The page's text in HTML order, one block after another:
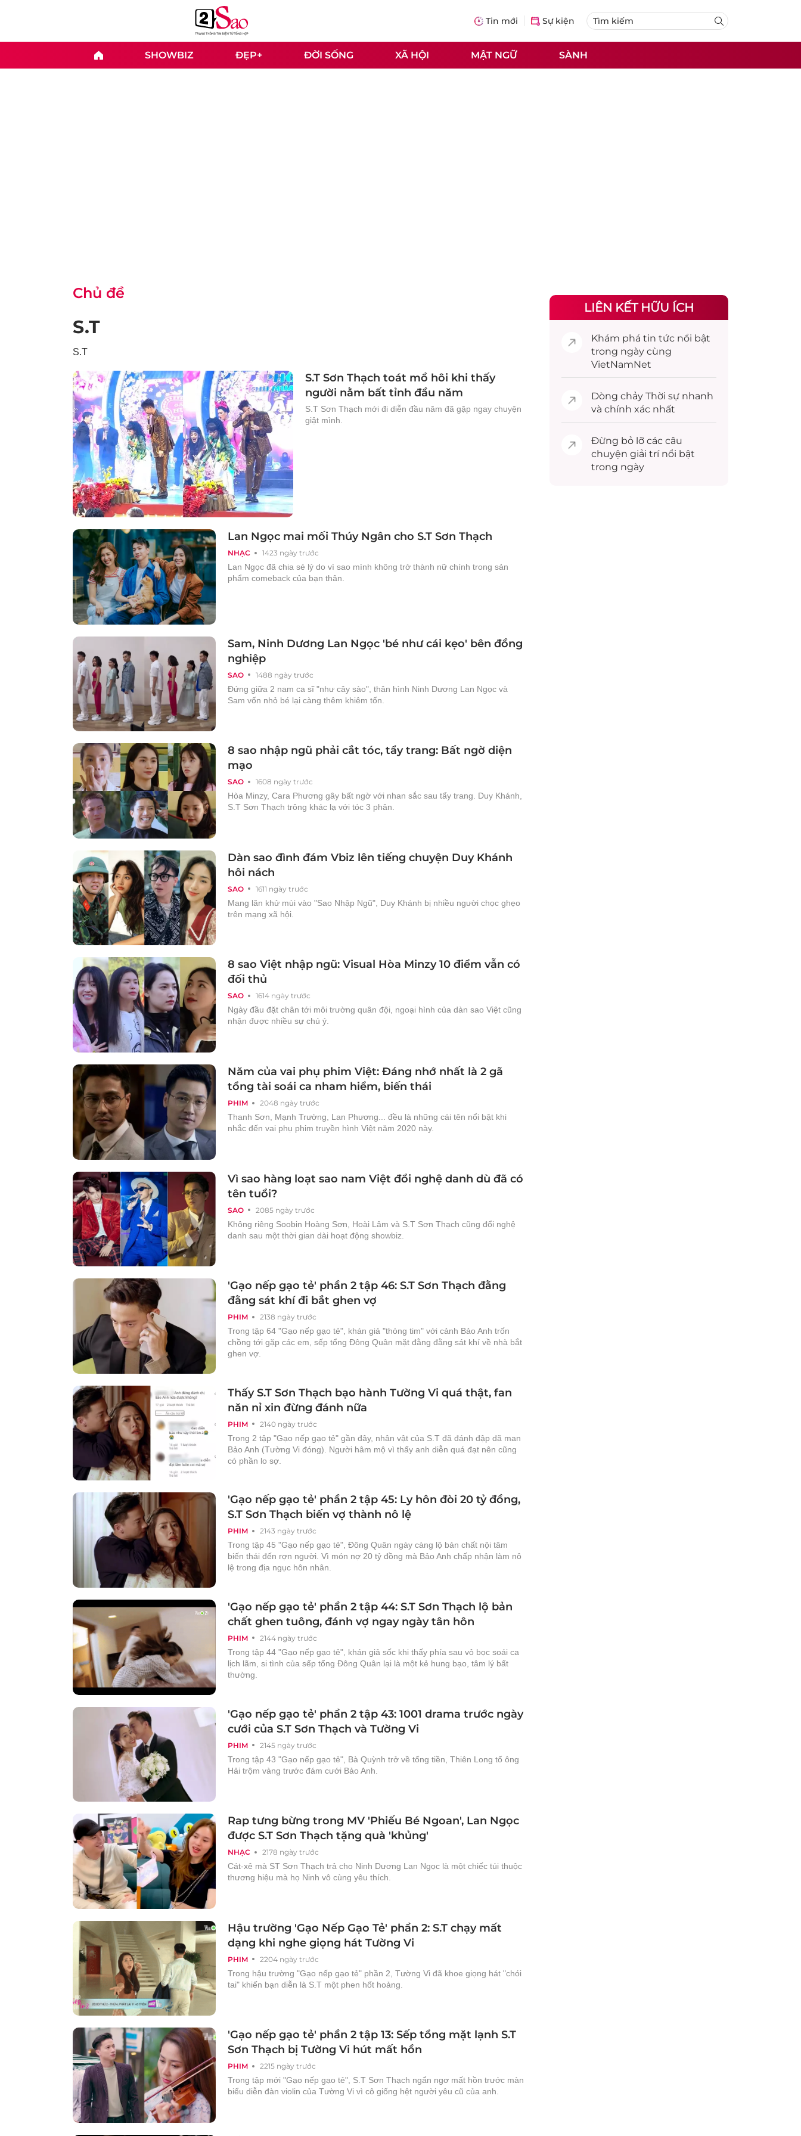
Tin mới Sự kiện
SHOWBIZ ĐẸP+ ĐỜI SỐNG XÃ HỘI MẬT NGỮ SÀNH
Chủ đề
S.T
S.T
S.T Sơn Thạch toát mồ hôi khi thấy
người nằm bất tỉnh đầu năm
S.T Sơn Thạch mới đi diễn đầu năm đã gặp ngay chuyện
giật mình.
NHẠC 1423 ngày trước
Lan Ngọc mai mối Thúy Ngân cho S.T Sơn Thạch
Lan Ngọc đã chia sẻ lý do vì sao mình không trở thành nữ chính trong sản
phẩm comeback của bạn thân.
SAO 1488 ngày trước
Sam, Ninh Dương Lan Ngọc 'bé như cái kẹo' bên đồng
nghiệp
Đứng giữa 2 nam ca sĩ "như cây sào", thân hình Ninh Dương Lan Ngọc và
Sam vốn nhỏ bé lại càng thêm khiêm tốn.
SAO 1608 ngày trước
8 sao nhập ngũ phải cắt tóc, tẩy trang: Bất ngờ diện
mạo
Hòa Minzy, Cara Phương gây bất ngờ với nhan sắc sau tẩy trang. Duy Khánh,
S.T Sơn Thạch trông khác lạ với tóc 3 phân.
SAO 1611 ngày trước
Dàn sao đình đám Vbiz lên tiếng chuyện Duy Khánh
hôi nách
Mang lăn khử mùi vào "Sao Nhập Ngũ", Duy Khánh bị nhiều người chọc ghẹo
trên mạng xã hội.
SAO 1614 ngày trước
8 sao Việt nhập ngũ: Visual Hòa Minzy 10 điểm vẫn có
đối thủ
Ngày đầu đặt chân tới môi trường quân đội, ngoại hình của dàn sao Việt cũng
nhận được nhiều sự chú ý.
PHIM 2048 ngày trước
Năm của vai phụ phim Việt: Đáng nhớ nhất là 2 gã
tổng tài soái ca nham hiểm, biến thái
Thanh Sơn, Mạnh Trường, Lan Phương... đều là những cái tên nổi bật khi
nhắc đến vai phụ phim truyền hình Việt năm 2020 này.
SAO 2085 ngày trước
Vì sao hàng loạt sao nam Việt đổi nghệ danh dù đã có
tên tuổi?
Không riêng Soobin Hoàng Sơn, Hoài Lâm và S.T Sơn Thạch cũng đổi nghệ
danh sau một thời gian dài hoạt động showbiz.
PHIM 2138 ngày trước
'Gạo nếp gạo tẻ' phần 2 tập 46: S.T Sơn Thạch đằng
đằng sát khí đi bắt ghen vợ
Trong tập 64 "Gạo nếp gạo tẻ", khán giả "thòng tim" với cảnh Bảo Anh trốn
chồng tới gặp các em, sếp tổng Đông Quân mặt đằng đằng sát khí về nhà bắt
ghen vợ.
PHIM 2140 ngày trước
Thấy S.T Sơn Thạch bạo hành Tường Vi quá thật, fan
năn nỉ xin đừng đánh nữa
Trong 2 tập "Gạo nếp gạo tẻ" gần đây, nhân vật của S.T đã đánh đập dã man
Bảo Anh (Tường Vi đóng). Người hâm mộ vì thấy anh diễn quá đạt nên cũng
có phần lo sợ.
PHIM 2143 ngày trước
'Gạo nếp gạo tẻ' phần 2 tập 45: Ly hôn đòi 20 tỷ đồng,
S.T Sơn Thạch biến vợ thành nô lệ
Trong tập 45 "Gạo nếp gạo tẻ", Đông Quân ngày càng lộ bản chất nội tâm
biến thái đến rợn người. Vì món nợ 20 tỷ đồng mà Bảo Anh chấp nhận làm nô
lệ trong địa ngục hôn nhân.
PHIM 2144 ngày trước
'Gạo nếp gạo tẻ' phần 2 tập 44: S.T Sơn Thạch lộ bản
chất ghen tuông, đánh vợ ngay ngày tân hôn
Trong tập 44 "Gạo nếp gạo tẻ", khán giả sốc khi thấy phía sau vỏ bọc soái ca
lịch lãm, si tình của sếp tổng Đông Quân lại là một kẻ hung bạo, tâm lý bất
thường.
PHIM 2145 ngày trước
'Gạo nếp gạo tẻ' phần 2 tập 43: 1001 drama trước ngày
cưới của S.T Sơn Thạch và Tường Vi
Trong tập 43 "Gạo nếp gạo tẻ", Bà Quỳnh trở về tống tiền, Thiên Long tố ông
Hải trộm vàng trước đám cưới Bảo Anh.
NHẠC 2178 ngày trước
Rap tưng bừng trong MV 'Phiếu Bé Ngoan', Lan Ngọc
được S.T Sơn Thạch tặng quà 'khủng'
Cát-xê mà ST Sơn Thạch trả cho Ninh Dương Lan Ngọc là một chiếc túi thuộc
thương hiệu mà họ Ninh vô cùng yêu thích.
PHIM 2204 ngày trước
Hậu trường 'Gạo Nếp Gạo Tẻ' phần 2: S.T chạy mất
dạng khi nghe giọng hát Tường Vi
Trong hậu trường "Gạo nếp gạo tẻ" phần 2, Tường Vi đã khoe giọng hát "chói
tai" khiến bạn diễn là S.T một phen hốt hoảng.
PHIM 2215 ngày trước
'Gạo nếp gạo tẻ' phần 2 tập 13: Sếp tổng mặt lạnh S.T
Sơn Thạch bị Tường Vi hút mất hồn
Trong tập mới "Gạo nếp gạo tẻ", S.T Sơn Thạch ngẩn ngơ mất hồn trước màn
biểu diễn đàn violin của Tường Vi vì cô giống hệt người yêu cũ của anh.
LIÊN KẾT HỮU ÍCH
Khám phá tin tức nổi bật
trong ngày cùng
VietNamNet
Dòng chảy Thời sự nhanh
và chính xác nhất
Đừng bỏ lỡ các câu
chuyện giải trínổi bật
trong ngày